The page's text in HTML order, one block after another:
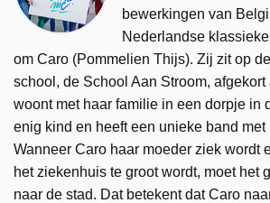
bewerkingen van
Nederlandse
om Caro (Pommelien Thijs). Zij zit op
school, de School Aan Stroom,
woont met haar familie in een dorpje in
enig kind en heeft een unieke band met
Wanneer Caro haar moeder ziek wordt
het ziekenhuis te groot wordt, moet het
naar de stad. Dat betekent dat Caro